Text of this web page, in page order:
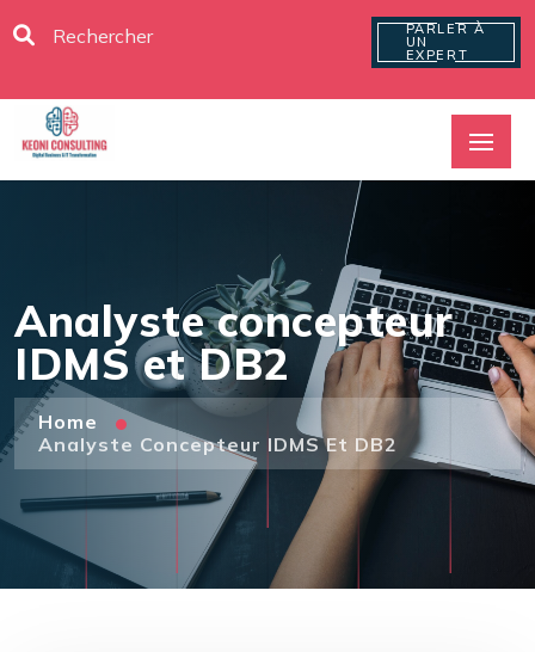
PARLER À
UN
EXPERT
Analyste concepteur
IDMS et DB2
Home
Analyste Concepteur IDMS Et DB2